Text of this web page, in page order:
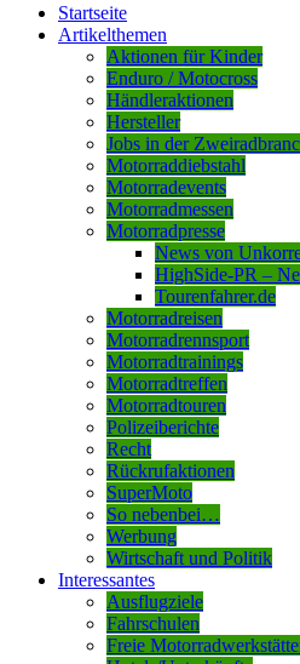
Startseite
Artikelthemen
Aktionen für Kinder
Enduro / Motocross
Händleraktionen
Hersteller
Jobs in der
Motorraddiebstahl
Motorradevents
Motorradmessen
Motorradpresse
News von
HighSide-PR –
Tourenfahrer.de
Motorradreisen
Motorradrennsport
Motorradtrainings
Motorradtreffen
Motorradtouren
Polizeiberichte
Recht
Rückrufaktionen
SuperMoto
So nebenbei…
Werbung
Wirtschaft und Politik
Interessantes
Ausflugziele
Fahrschulen
Freie